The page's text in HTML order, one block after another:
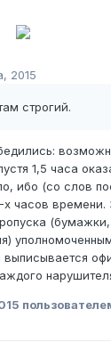
2015
строгий.
1,5 часа
ибо (со слов
часов
выписывается